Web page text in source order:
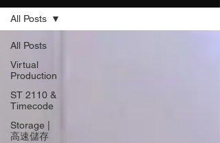
All Posts
Virtual
Production
ST 2110 &
Timecode
Storage |
高速儲存
All Posts